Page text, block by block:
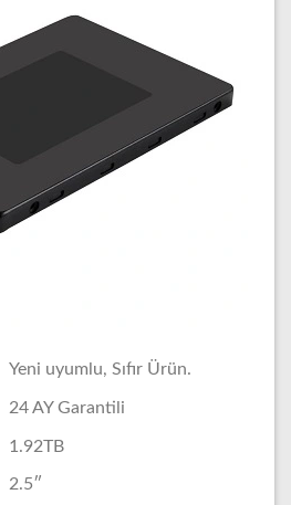
Yeni uyumlu, Sıfır Ürün.
24 AY Garantili
1.92TB
2.5″